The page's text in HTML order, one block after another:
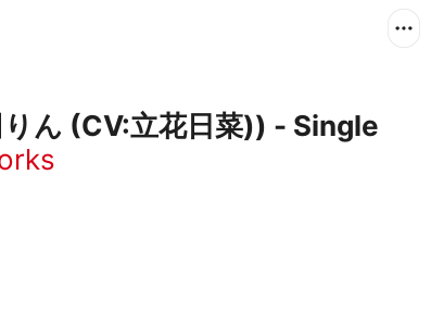
ん (CV:立花日菜)) - Single